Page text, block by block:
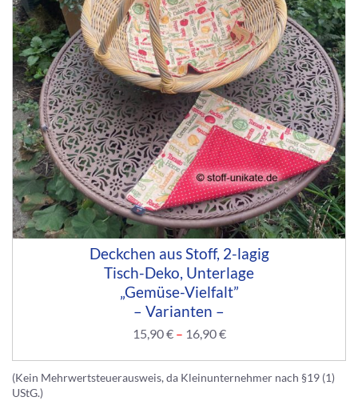
Deckchen aus Stoff, 2-lagig
Tisch-Deko, Unterlage
„Gemüse-Vielfalt”
– Varianten –
15,90€– 16,90€
(Kein Mehrwertsteuerausweis, da Kleinunternehmer nach §19 (1)
UStG.)